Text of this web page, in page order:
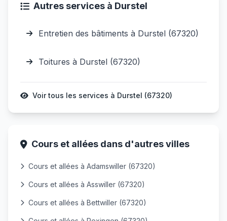
Autres services à Durstel
Entretien des bâtiments à Durstel (67320)
Toitures à Durstel (67320)
Voir tous les services à Durstel (67320)
Cours et allées dans d'autres villes
Cours et allées à Adamswiller (67320)
Cours et allées à Asswiller (67320)
Cours et allées à Bettwiller (67320)